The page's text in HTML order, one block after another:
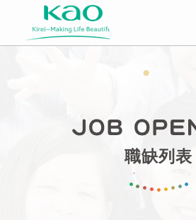
職缺列表